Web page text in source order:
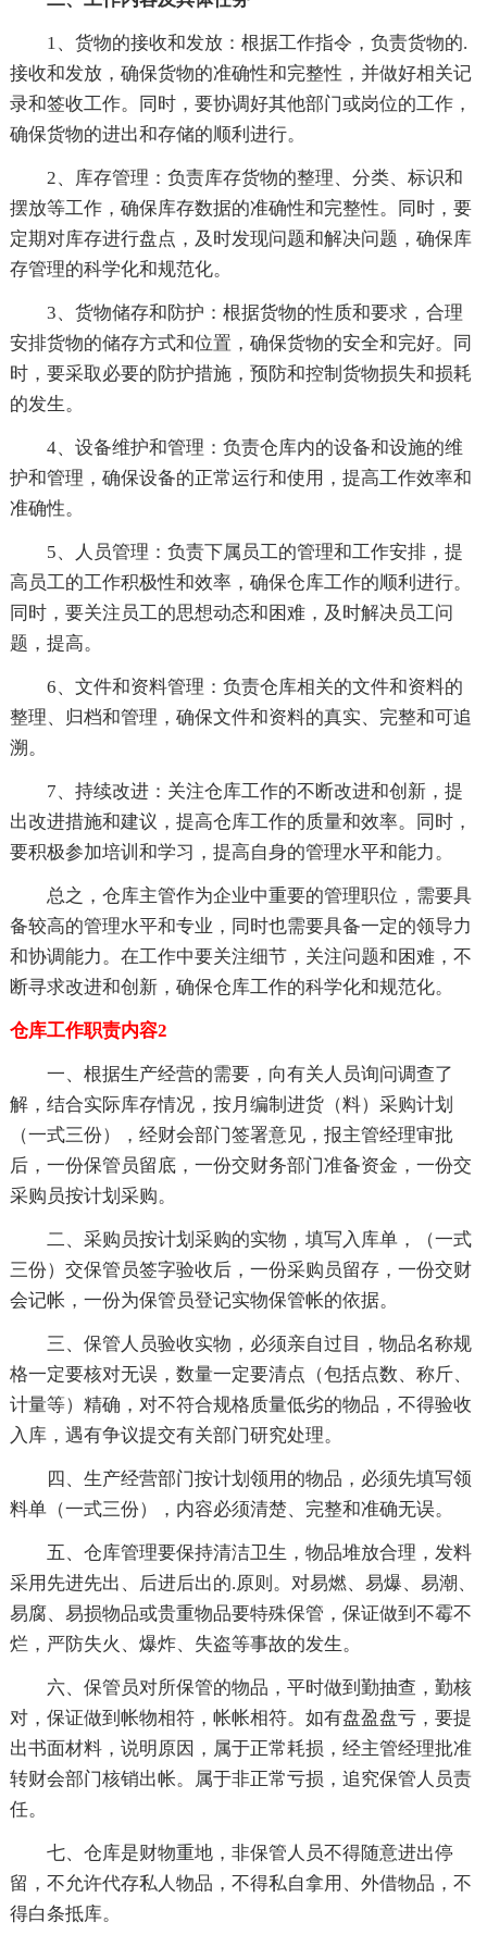
1、货物的接收和发放：根据工作指令，负责货物的.
接收和发放，确保货物的准确性和完整性，并做好相关记
录和签收工作。同时，要协调好其他部门或岗位的工作，
确保货物的进出和存储的顺利进行。
2、库存管理：负责库存货物的整理、分类、标识和
摆放等工作，确保库存数据的准确性和完整性。同时，要
定期对库存进行盘点，及时发现问题和解决问题，确保库
存管理的科学化和规范化。
3、货物储存和防护：根据货物的性质和要求，合理
安排货物的储存方式和位置，确保货物的安全和完好。同
时，要采取必要的防护措施，预防和控制货物损失和损耗
的发生。
4、设备维护和管理：负责仓库内的设备和设施的维
护和管理，确保设备的正常运行和使用，提高工作效率和
准确性。
5、人员管理：负责下属员工的管理和工作安排，提
高员工的工作积极性和效率，确保仓库工作的顺利进行。
同时，要关注员工的思想动态和困难，及时解决员工问
题，提高。
6、文件和资料管理：负责仓库相关的文件和资料的
整理、归档和管理，确保文件和资料的真实、完整和可追
溯。
7、持续改进：关注仓库工作的不断改进和创新，提
出改进措施和建议，提高仓库工作的质量和效率。同时，
要积极参加培训和学习，提高自身的管理水平和能力。
总之，仓库主管作为企业中重要的管理职位，需要具
备较高的管理水平和专业，同时也需要具备一定的领导力
和协调能力。在工作中要关注细节，关注问题和困难，不
断寻求改进和创新，确保仓库工作的科学化和规范化。
仓库工作职责内容2
一、根据生产经营的需要，向有关人员询问调查了
解，结合实际库存情况，按月编制进货（料）采购计划
（一式三份），经财会部门签署意见，报主管经理审批
后，一份保管员留底，一份交财务部门准备资金，一份交
采购员按计划采购。
二、采购员按计划采购的实物，填写入库单，（一式
三份）交保管员签字验收后，一份采购员留存，一份交财
会记帐，一份为保管员登记实物保管帐的依据。
三、保管人员验收实物，必须亲自过目，物品名称规
格一定要核对无误，数量一定要清点（包括点数、称斤、
计量等）精确，对不符合规格质量低劣的物品，不得验收
入库，遇有争议提交有关部门研究处理。
四、生产经营部门按计划领用的物品，必须先填写领
料单（一式三份），内容必须清楚、完整和准确无误。
五、仓库管理要保持清洁卫生，物品堆放合理，发料
采用先进先出、后进后出的.原则。对易燃、易爆、易潮、
易腐、易损物品或贵重物品要特殊保管，保证做到不霉不
烂，严防失火、爆炸、失盗等事故的发生。
六、保管员对所保管的物品，平时做到勤抽查，勤核
对，保证做到帐物相符，帐帐相符。如有盘盈盘亏，要提
出书面材料，说明原因，属于正常耗损，经主管经理批准
转财会部门核销出帐。属于非正常亏损，追究保管人员责
任。
七、仓库是财物重地，非保管人员不得随意进出停
留，不允许代存私人物品，不得私自拿用、外借物品，不
得白条抵库。